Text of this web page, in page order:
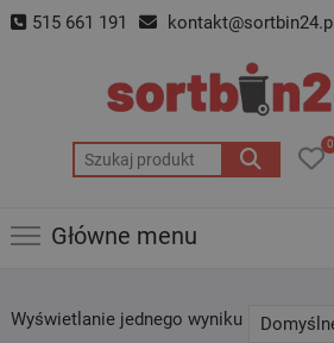
Skip 515 661 191 kontakt@sortbin24.pl
Szukaj:
0
Główne menu
Wyświetlanie jednego wyniku